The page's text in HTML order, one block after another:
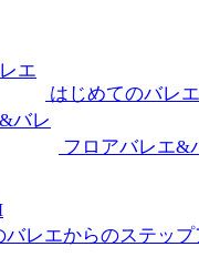
はじめてのバレ
フロアバレエ&
バレエからのステッ